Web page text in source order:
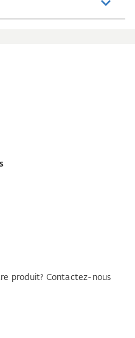
produit? Contactez-nous